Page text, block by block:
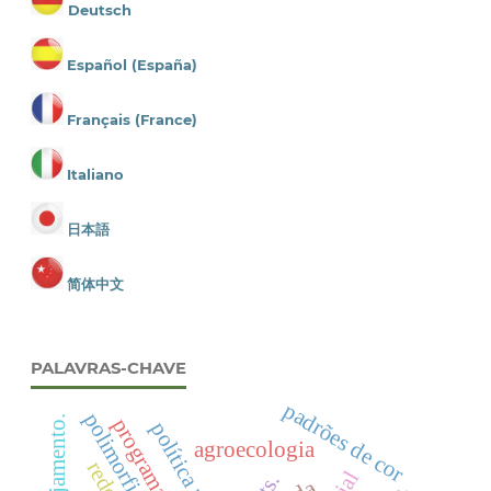
Deutsch
Español (España)
Français (France)
Italiano
日本語
简体中文
PALAVRAS-CHAVE
padrões de cor
agroecologia